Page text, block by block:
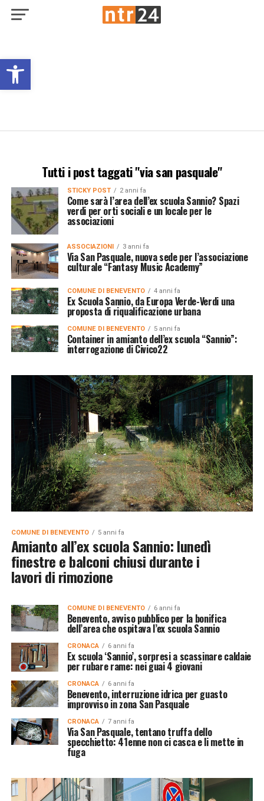
Open toolbar
Tutti i post taggati "via san pasquale"
STICKY POST 2 anni fa
Come sarà l’area dell’ex scuola Sannio? Spazi
verdi per orti sociali e un locale per le
associazioni
ASSOCIAZIONI 3 anni fa
Via San Pasquale, nuova sede per l’associazione
culturale “Fantasy Music Academy”
COMUNE DI BENEVENTO 4 anni fa
Ex Scuola Sannio, da Europa Verde-Verdi una
proposta di riqualificazione urbana
COMUNE DI BENEVENTO 5 anni fa
Container in amianto dell’ex scuola “Sannio”:
interrogazione di Civico22
COMUNE DI BENEVENTO 5 anni fa
Amianto all’ex scuola Sannio: lunedì
finestre e balconi chiusi durante i
lavori di rimozione
COMUNE DI BENEVENTO 6 anni fa
Benevento, avviso pubblico per la bonifica
dell’area che ospitava l’ex scuola Sannio
CRONACA 6 anni fa
Ex scuola ‘Sannio’, sorpresi a scassinare caldaie
per rubare rame: nei guai 4 giovani
CRONACA 6 anni fa
Benevento, interruzione idrica per guasto
improvviso in zona San Pasquale
CRONACA 7 anni fa
Via San Pasquale, tentano truffa dello
specchietto: 41enne non ci casca e li mette in
fuga